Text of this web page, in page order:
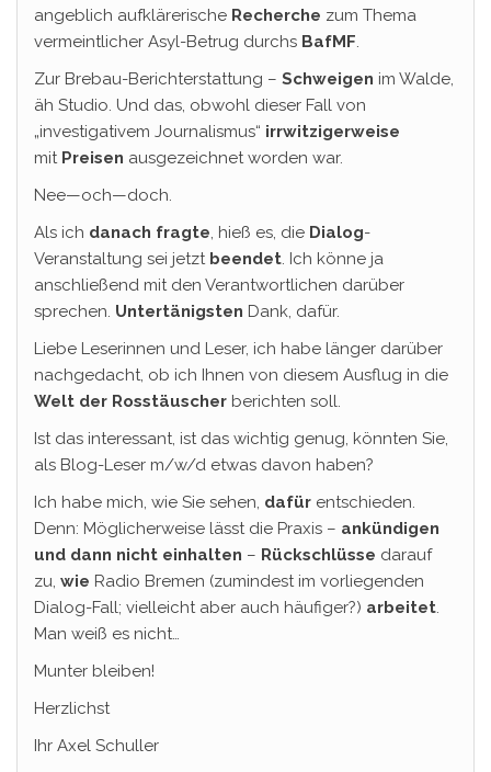
angeblich aufklärerische Recherche zum Thema
vermeintlicher Asyl-Betrug durchs BafMF.
Zur Brebau-Berichterstattung – Schweigen im Walde,
äh Studio. Und das, obwohl dieser Fall von
„investigativem Journalismus“ irrwitzigerweise
mit Preisen ausgezeichnet worden war.
Nee—och—doch.
Als ich danach fragte, hieß es, die Dialog-
Veranstaltung sei jetzt beendet. Ich könne ja
anschließend mit den Verantwortlichen darüber
sprechen. Untertänigsten Dank, dafür.
Liebe Leserinnen und Leser, ich habe länger darüber
nachgedacht, ob ich Ihnen von diesem Ausflug in die
Welt der Rosstäuscher berichten soll.
Ist das interessant, ist das wichtig genug, könnten Sie,
als Blog-Leser m/w/d etwas davon haben?
Ich habe mich, wie Sie sehen, dafür entschieden.
Denn: Möglicherweise lässt die Praxis – ankündigen
und dann nicht einhalten – Rückschlüsse darauf
zu, wie Radio Bremen (zumindest im vorliegenden
Dialog-Fall; vielleicht aber auch häufiger?) arbeitet.
Man weiß es nicht…
Munter bleiben!
Herzlichst
Ihr Axel Schuller